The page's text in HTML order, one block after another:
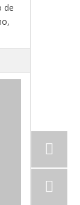
de